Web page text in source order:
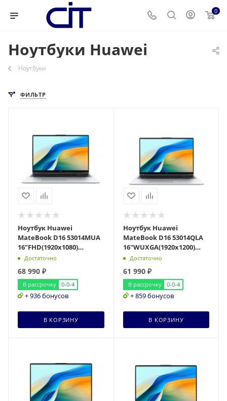
0
Ноутбуки Huawei
Ноутбуки
ФИЛЬТР
Ноутбук Huawei
MateBook D16 53014MUA
16"FHD(1920x1080)
IPS/Core i5-13420H
UHD
Достаточно
68 990 ₽
В рассрочку 0-0-4
+ 936 бонусов
В КОРЗИНУ
Ноутбук Huawei
MateBook D16 53014QLA
16"WUXGA(1920x1200)
IPS/Core i5-13420H
Достаточно
61 990₽
В рассрочку 0-0-4
+ 859 бонусов
В КОРЗИНУ